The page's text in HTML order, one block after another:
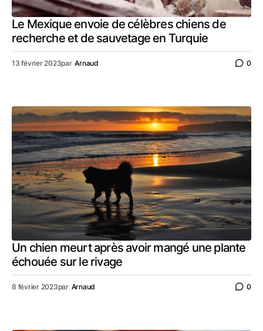
Le Mexique envoie de célèbres chiens de
recherche et de sauvetage en Turquie
13 février 2023par Arnaud 0
Un chien meurt après avoir mangé une plante
échouée sur le rivage
8 février 2023par Arnaud 0